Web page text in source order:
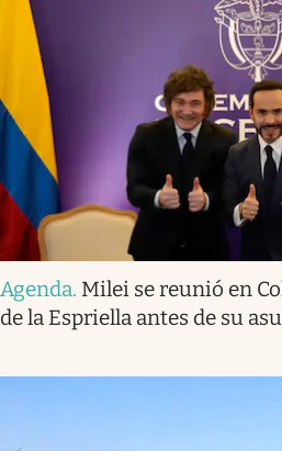
Agenda. Milei se reunió en
de la Espriella antes de su